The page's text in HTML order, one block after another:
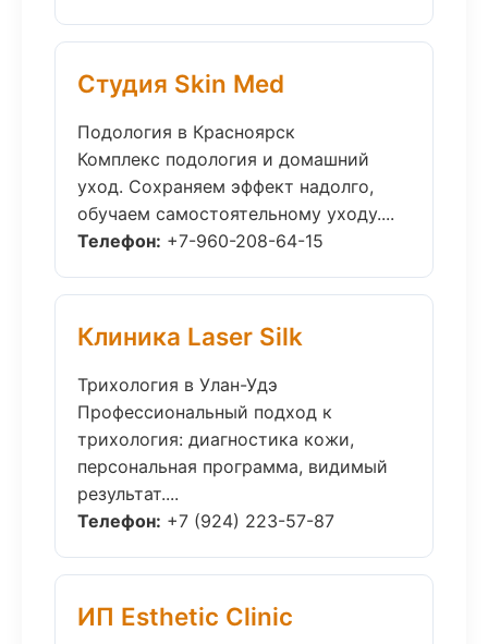
Студия Skin Med
Подология в Красноярск
Комплекс подология и домашний
уход. Сохраняем эффект надолго,
обучаем самостоятельному уходу....
Телефон: +7-960-208-64-15
Клиника Laser Silk
Трихология в Улан-Удэ
Профессиональный подход к
трихология: диагностика кожи,
персональная программа, видимый
результат....
Телефон: +7 (924) 223-57-87
ИП Esthetic Clinic